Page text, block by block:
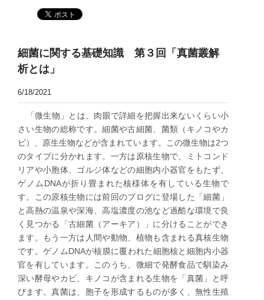
細菌に関する基礎知識 第３回「真菌叢解
析とは」
6/18/2021
「微生物」とは、肉眼で詳細を把握出来ないくらい小
さい生物の総称です。細菌や古細菌、菌類（キノコやカ
ビ）、原生生物などが含まれています。この微生物は2つ
のタイプに分かれます。一方は原核生物で、ミトコンド
リアや小胞体、ゴルジ体などの細胞内小器官をもたず、
ゲノムDNAが折り畳まれた核様体を有している生物で
す。この原核生物には前回のブログに登場した「細菌」
と高熱の温泉や深海、高塩濃度の池など過酷な環境で良
く見つかる「古細菌（アーキア）」に分けることができ
ます。もう一方は人間や動物、植物も含まれる真核生物
です。ゲノムDNAが核膜に覆われた細胞核と細胞内小器
官を有しています。このうち、微細で発酵食品で馴染み
深い酵母やカビ、キノコが含まれる生物を「真菌」と呼
びます。真菌は、胞子を形成するものが多く、無性生殖